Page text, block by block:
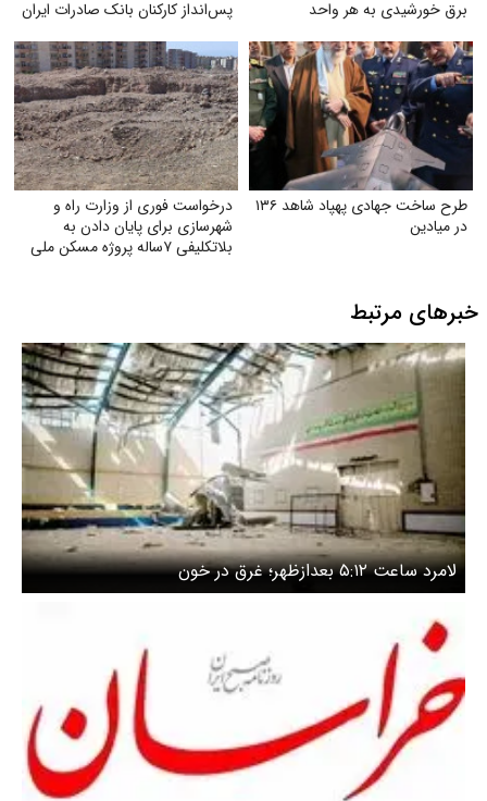
برق خورشیدی به هر واحد
پس‌انداز کارکنان بانک صادرات ایران
طرح ساخت جهادی پهپاد شاهد ۱۳۶
در میادین
درخواست فوری از وزارت راه و
شهرسازی برای پایان دادن به
بلاتکلیفی ۷ساله پروژه مسکن ملی
خبرهای مرتبط
لامرد ساعت ۵:۱۲ بعدازظهر؛ غرق در خون